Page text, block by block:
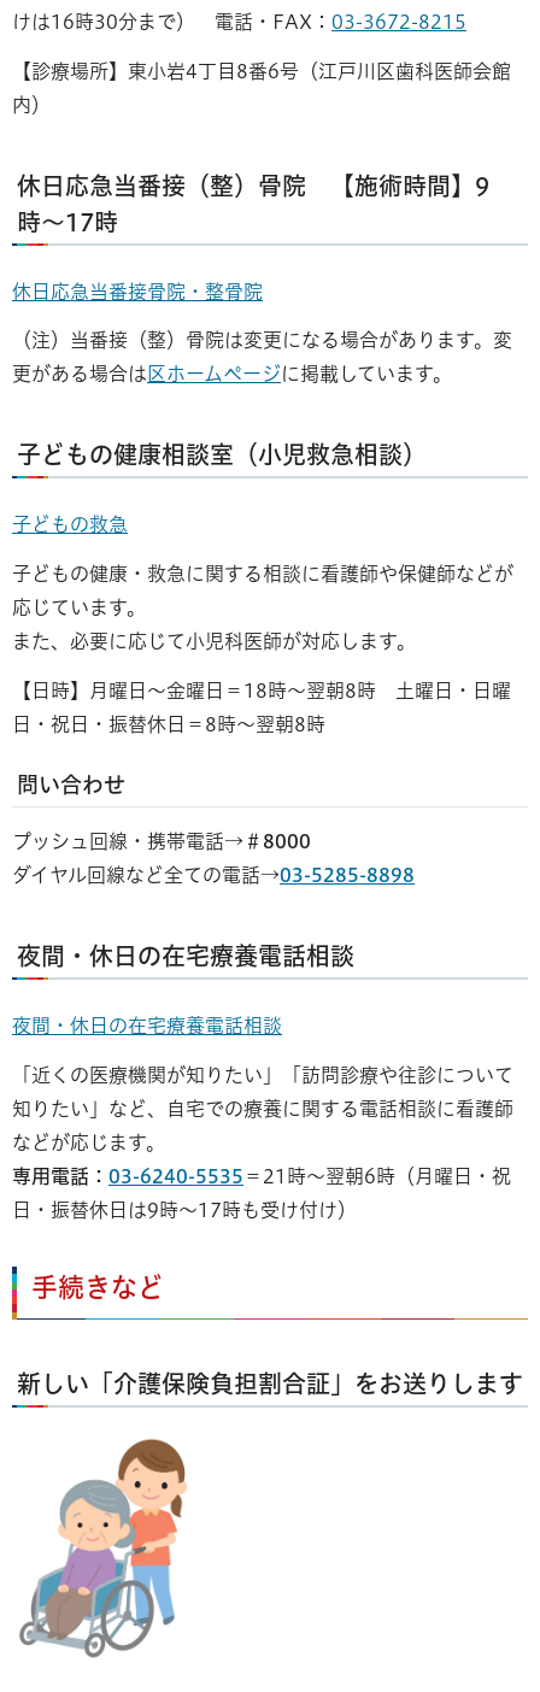
けは16時30分まで） 電話・FAX： 03-3672-8215
【診療場所】東小岩4丁目8番6号（江戸川区歯科医師会館
内）
休日応急当番接（整）骨院 【施術時間】9
時〜17時
休日応急当番接骨院・整骨院
（注）当番接（整）骨院は変更になる場合があります。変
更がある場合は 区ホームページに掲載しています。
子どもの健康相談室（小児救急相談）
子どもの救急
子どもの健康・救急に関する相談に看護師や保健師などが
応じています。
また、必要に応じて小児科医師が対応します。
【日時】月曜日～金曜日＝18時～翌朝8時 土曜日・日曜
日・祝日・振替休日＝8時～翌朝8時
問い合わせ
プッシュ回線・携帯電話→＃8000
ダイヤル回線など全ての電話→03-5285-8898
夜間・休日の在宅療養電話相談
夜間・休日の在宅療養電話相談
「近くの医療機関が知りたい」「訪問診療や往診について
知りたい」など、自宅での療養に関する電話相談に看護師
などが応じます。
専用電話： 03-6240-5535 ＝21時～翌朝6時（月曜日・祝
日・振替休日は9時～17時も受け付け）
手続きなど
新しい「介護保険負担割合証」をお送りします